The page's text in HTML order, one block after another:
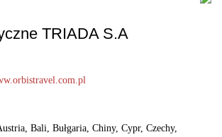
TRIADA S.A
Bali, Bułgaria, Chiny, Cypr, Czechy,